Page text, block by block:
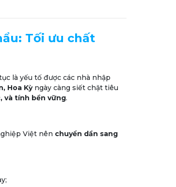
Tối ưu chất
là yếu tố được các nhà nhập
Hoa Kỳngày càng siết chặt tiêu
và tính bền vững.
Việt nên chuyển dần sang